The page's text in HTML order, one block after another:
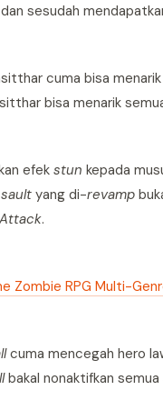
sesudah
cuma bisa
bisa menarik
efek stun kepada
yang di-revamp
.
Zombie RPG Multi-
cuma mencegah hero
bakal nonaktifkan semua